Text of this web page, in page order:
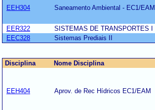
EEH304 Saneamento Ambiental - EC1/EAM
EER322
SISTEMAS DE TRANSPORTES I
EEC328
Sistemas Prediais II
Disciplina Nome Disciplina
EEH404 Aprov. de Rec Hídricos EC1/EAM